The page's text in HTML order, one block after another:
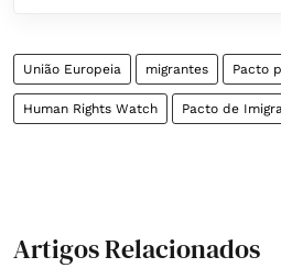
União Europeia migrantes Pacto
Human Rights Watch Pacto de
Artigos Relacionados